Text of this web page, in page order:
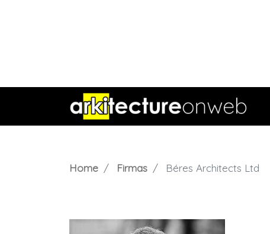
Home Firmas Béres Architects Ltd